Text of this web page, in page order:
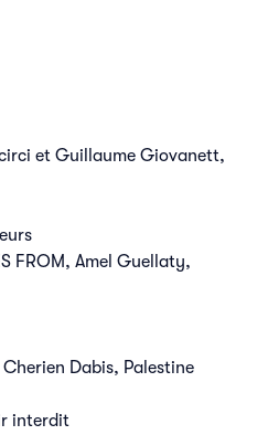
et Guillaume Giovanett,
FROM, Amel Guellaty,
Cherien Dabis, Palestine
interdit